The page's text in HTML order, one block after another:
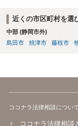
近くの市区町村を選
中部 (静岡市外)
島田市
焼津市 藤枝市
ココナラ法律相談につい
ココナラ法律相談